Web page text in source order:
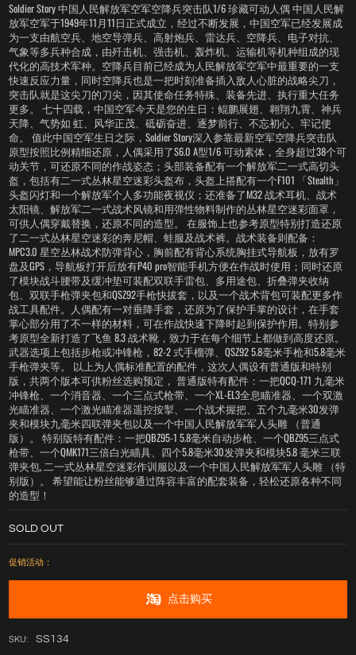
Soldier Story 中国人民解放军空军空降兵突击队1/6 珍藏可动人偶 中国人民解
放军空军于1949年11月11日正式成立，经过不断发展，中国空军已经发展成
为一支由航空兵、地空导弹兵、高射炮兵、雷达兵、空降兵、电子对抗、
气象等多兵种合成，由歼击机、强击机、轰炸机、运输机等机种组成的现
代化的高技术军种。空降兵目前已经成为人民解放军空军中最重要的一支
快速反应力量，同时空降兵也是一把时刻准备插入敌人心脏的战略尖刀，
突击队就是这尖刀的刀尖，因其使命任务特殊、装备先进、执行重大任务
更多。 七十四载，中国空军今天是您的生日：鲲鹏展翅、翱翔九霄、神兵
天降、气势如 虹、风华正茂、砥砺奋进、逐梦前行、不忘初心、牢记使
命。 值此中国空军生日之际，Soldier Story深入参靠最新空军空降兵突击队
原型按照比例精细还原，人偶采用了S6.0 A型1/6 可动素体，全身超过38个可
动关节，可还原不同的作战姿态；头部装备配有一个解放军二一式高切头
盔，包括有二一式丛林星空迷彩头盔布，头盔上搭配有一个F101 「Stealth」
头盔闪灯和一个解放军个人多功能夜视仪；还准备了M32 战术耳机、战术
太阳镜、解放军二一式战术风镜和用弹性物料制作的丛林星空迷彩面罩，
可供人偶穿戴替换，还原不同的造型。 在服饰上也参考原型特别打造还原
了二一式丛林星空迷彩的奔尼帽、蛙服及战术裤。战术装备则配备：
MPC3.0 星空丛林战术防弹背心，胸前配有背心系统胸挂式导航板，放有罗
盘及GPS，导航板打开后放有P40 pro智能手机方便在作战时使用；同时还原
了模块战斗腰带及缓冲垫可装配双联手雷包、多用途包、折叠弹夹收纳
包、双联手枪弹夹包和QSZ92手枪快拔套，以及一个战术背包可装配更多作
战工具配件。人偶配有一对垂降手套，还原为了保护手掌的设计，在手套
掌心部分用了不一样的材料，可在作战快速下降时起到保护作用。特别参
考原型全新打造了飞鱼 8.3 战术靴，致力于在每个细节上都做到高度还原。
武器选项上包括步枪或冲锋枪，82-2 式手榴弹、QSZ92 5.8毫米手枪和5.8毫米
手枪弹夹等。 以上为人偶标准配置的配件，这次人偶设有普通版和特别
版，共两个版本可供粉丝选购预定， 普通版特有配件：一把QCQ-171 九毫米
冲锋枪、一个消音器、一个三点式枪带、一个XL-EL3全息瞄准器、一个双激
光瞄准器、一个激光瞄准器遥控按掣、一个战术握把、五个九毫米30发弹
夹和模块九毫米四联弹夹包以及一个中国人民解放军军人头雕 （普通
版）。 特别版特有配件：一把QBZ95-1 5.8毫米自动步枪、一个QBZ95三点式
枪带、一个QMK171三倍白光瞄具、四个5.8毫米30发弹夹和模块5.8 毫米三联
弹夹包, 二一式丛林星空迷彩作训服以及一个中国人民解放军军人头雕 （特
别版）。 希望能让粉丝能够通过阵容丰富的配套装备，轻松还原各种不同
的造型！
SOLD OUT
促销活动：
点击购买
SKU: SS134